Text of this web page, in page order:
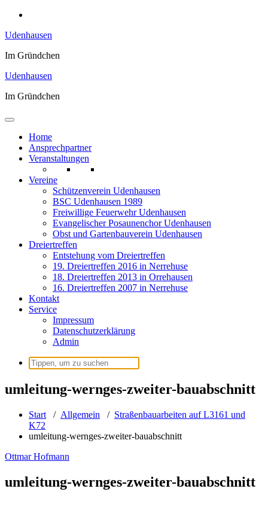
Zum
springen
Udenhausen
Im Gründchen
Udenhausen
Im Gründchen
Home
Ansprechpartner
Veranstaltungen
Vereine
Schützenverein Udenhausen
BSC Udenhausen 1989
Freiwillige Feuerwehr Udenhausen
Evangelischer Posaunenchor Udenhausen
Obst und Gartenbauverein Udenhausen
Dreiertreffen
Entstehung vom Dreiertreffen
19. Dreiertreffen 2016 in Nerrehuse
18. Dreiertreffen 2013 in Orrehausen
16. Dreiertreffen 2007 in Nerrehuse
Kontakt
Service
Impressum
Datenschutzerklärung
Admin
Suchen
nach:
umleitung-wernges-zweiter-bauabschnitt
Start / Allgemein / Straßenbauarbeiten auf L3161 und
K72
umleitung-wernges-zweiter-bauabschnitt
Ottmar Hofmann
umleitung-wernges-zweiter-bauabschnitt